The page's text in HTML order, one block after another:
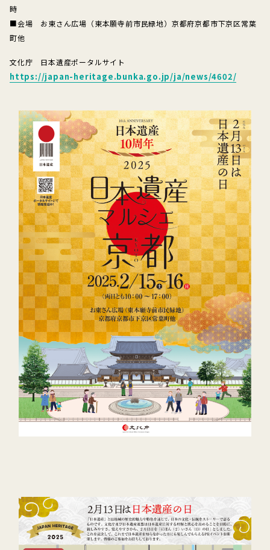
時
■会場 お東さん広場（東本願寺前市民緑地）京都府京都市下京区常葉
町他
文化庁 日本遺産ポータルサイト
https://japan-heritage.bunka.go.jp/ja/news/4602/